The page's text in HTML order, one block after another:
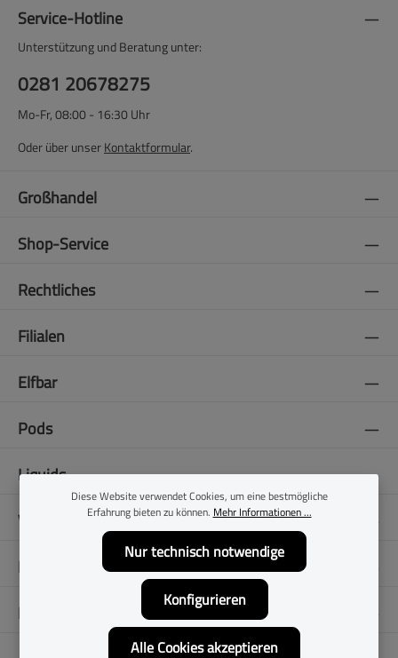
Service-Hotline
Unterstützung und Beratung unter:
0281 20678275
Mo-Fr, 08:00 - 16:30 Uhr
Oder über unserKontaktformular.
Großhandel
Shop-Service
Rechtliches
Filialen
Elfbar
Pods
Liquids
Vapes
E-Zigaretten
Folge uns
Diese Website verwendet Cookies, um eine bestmögliche
Erfahrung bieten zu können. Mehr Informationen ...
Nur technisch notwendige
Konfigurieren
Alle Cookies akzeptieren